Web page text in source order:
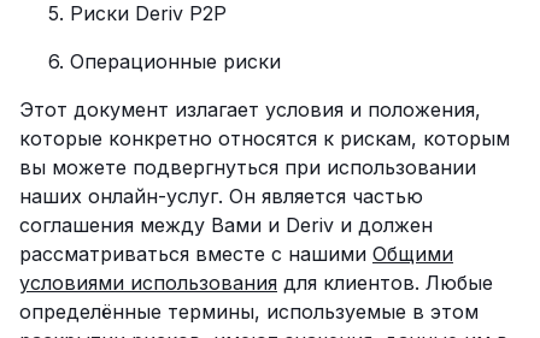
5. Риски Deriv P2P
6. Операционные риски‍
Этот документ излагает условия и положения,
которые конкретно относятся к рискам, которым
вы можете подвергнуться при использовании
наших онлайн-услуг. Он является частью
соглашения между Вами и Deriv и должен
рассматриваться вместе с нашими Общими
условиями использования для клиентов. Любые
определённые термины, используемые в этом